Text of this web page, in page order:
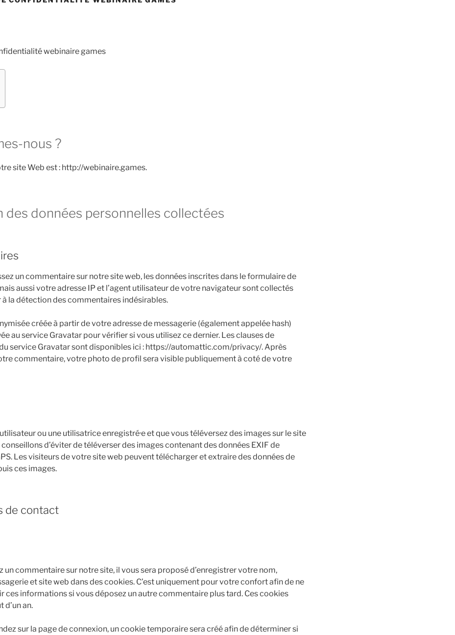
webinaire games
nous ?
site Web est : http://webinaire.games.
des données personnelles collectées
un commentaire sur notre site web, les données inscrites dans le formulaire de
aussi votre adresse IP et l’agent utilisateur de votre navigateur sont collectés
à la détection des commentaires indésirables.
créée à partir de votre adresse de messagerie (également appelée hash)
au service Gravatar pour vérifier si vous utilisez ce dernier. Les clauses de
service Gravatar sont disponibles ici : https://automattic.com/privacy/. Après
commentaire, votre photo de profil sera visible publiquement à coté de votre
ou une utilisatrice enregistré·e et que vous téléversez des images sur le site
d’éviter de téléverser des images contenant des données EXIF de
Les visiteurs de votre site web peuvent télécharger et extraire des données de
ces images.
de contact
un commentaire sur notre site, il vous sera proposé d’enregistrer votre nom,
et site web dans des cookies. C’est uniquement pour votre confort afin de ne
ces informations si vous déposez un autre commentaire plus tard. Ces cookies
d’un an.
sur la page de connexion, un cookie temporaire sera créé afin de déterminer si